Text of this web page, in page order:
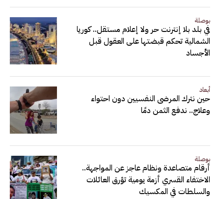
بوصلة
في بلد بلا إنترنت حر ولا إعلام مستقل.. كوريا
الشمالية تحكم قبضتها على العقول قبل
الأجساد
أبعاد
حين نترك المرضى النفسيين دون احتواء
وعلاج.. ندفع الثمن دمًا
بوصلة
أرقام متصاعدة ونظام عاجز عن المواجهة..
الاختفاء القسري أزمة يومية تؤرق العائلات
والسلطات في المكسيك